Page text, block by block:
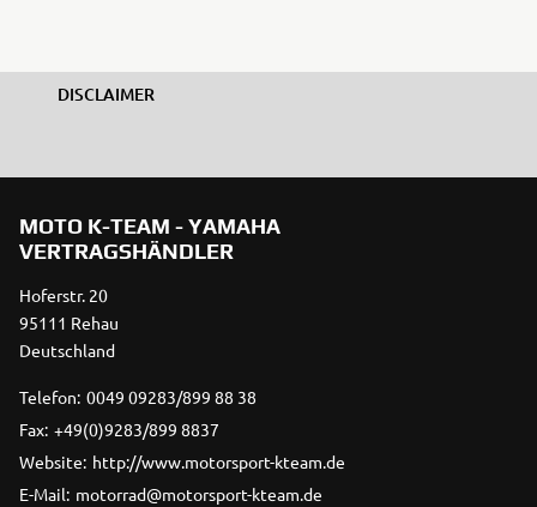
DISCLAIMER
MOTO K-TEAM - YAMAHA
VERTRAGSHÄNDLER
Hoferstr. 20
95111 Rehau
Deutschland
Telefon: 0049 09283/899 88 38
Fax: +49(0)9283/899 8837
Website: http://www.motorsport-kteam.de
E-Mail: motorrad@motorsport-kteam.de